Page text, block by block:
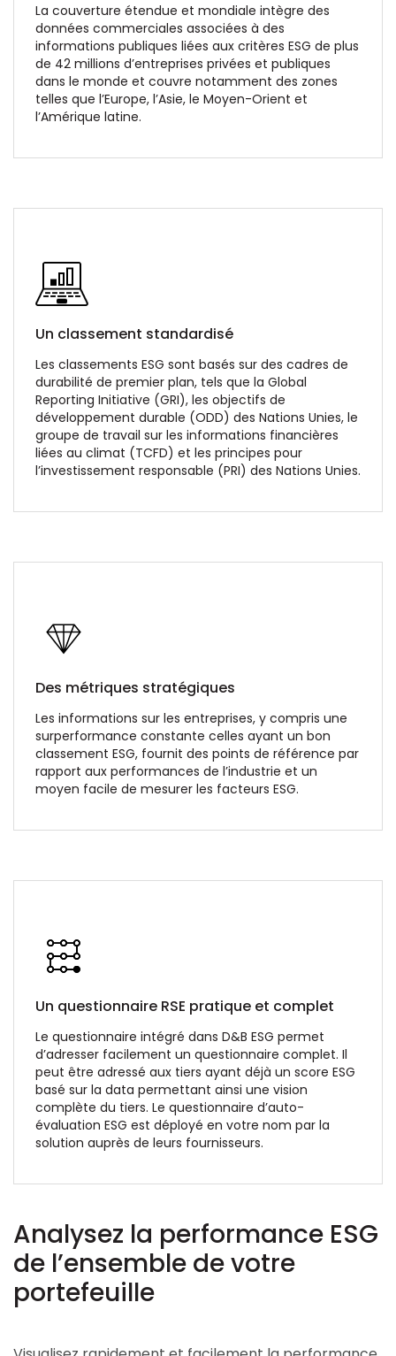
La couverture étendue et mondiale intègre des
données commerciales associées à des
informations publiques liées aux critères ESG de plus
de 42 millions d’entreprises privées et publiques
dans le monde et couvre notamment des zones
telles que l’Europe, l’Asie, le Moyen-Orient et
l’Amérique latine.
Un classement standardisé
Les classements ESG sont basés sur des cadres de
durabilité de premier plan, tels que la Global
Reporting Initiative (GRI), les objectifs de
développement durable (ODD) des Nations Unies, le
groupe de travail sur les informations financières
liées au climat (TCFD) et les principes pour
l’investissement responsable (PRI) des Nations Unies.
Des métriques stratégiques
Les informations sur les entreprises, y compris une
surperformance constante celles ayant un bon
classement ESG, fournit des points de référence par
rapport aux performances de l’industrie et un
moyen facile de mesurer les facteurs ESG.
Un questionnaire RSE pratique et complet
Le questionnaire intégré dans D&B ESG permet
d’adresser facilement un questionnaire complet. Il
peut être adressé aux tiers ayant déjà un score ESG
basé sur la data permettant ainsi une vision
complète du tiers. Le questionnaire d’auto-
évaluation ESG est déployé en votre nom par la
solution auprès de leurs fournisseurs.
Analysez la performance ESG
de l’ensemble de votre
portefeuille